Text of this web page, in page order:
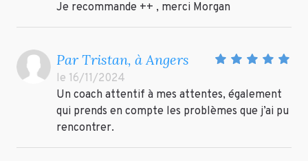
Je recommande ++ , merci Morgan
Par Tristan, à Angers
le 16/11/2024
Un coach attentif à mes attentes, également
qui prends en compte les problèmes que j’ai pu
rencontrer.